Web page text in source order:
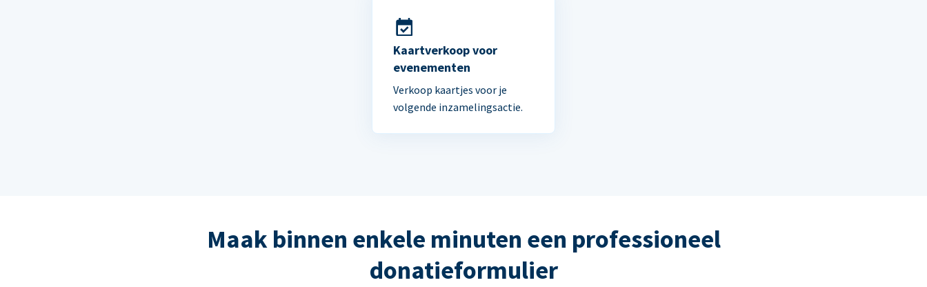
Kaartverkoop voor
evenementen
Verkoop kaartjes voor je
volgende inzamelingsactie.
Maak binnen enkele minuten een professioneel
donatieformulier